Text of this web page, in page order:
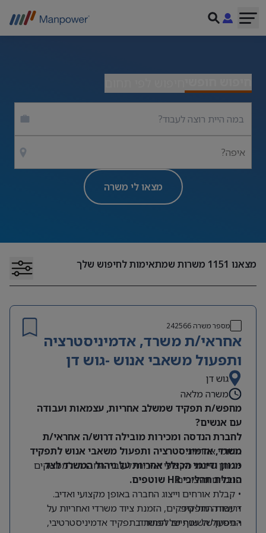
איפה?
מצאו לי משרה
מצאנו 1151 משרות שמתאימות לחיפוש שלך
מספר משרה242566
אחראי/ת משרד, אדמיניסטרציה
ותפעול משאבי אנוש -גוש דן
גוש דן
משרה מלאה
מחפש/ת תפקיד שמשלב אחריות, עצמאות ועבודה
עם אנשים?
לחברת הנדסה ומכירות מובילה דרוש/ה אחראי/ת
משרד, אדמיניסטרציה ותפעול משאבי אנוש לתפקיד
מגוון ודינמי הכולל אחריות על ניהול המשרד לצד
הובלת תהליכי HR שוטפים.
תחומי אחריות:
• מתן שירות מקצועי ואיכותי לעובדי החברה ולממשקים
פנימיים וחיצוניים.
• קבלת אורחים וייצוג החברה באופן מקצועי ואדיב.
• עבודה מול ספקים, הזמנת ציוד משרדי ואחריות על
התפעול השוטף של המשרד.
דרישות התפקיד:
• ניסיון של שנתיים לפחות בתפקיד אדמיניסטרטיבי,